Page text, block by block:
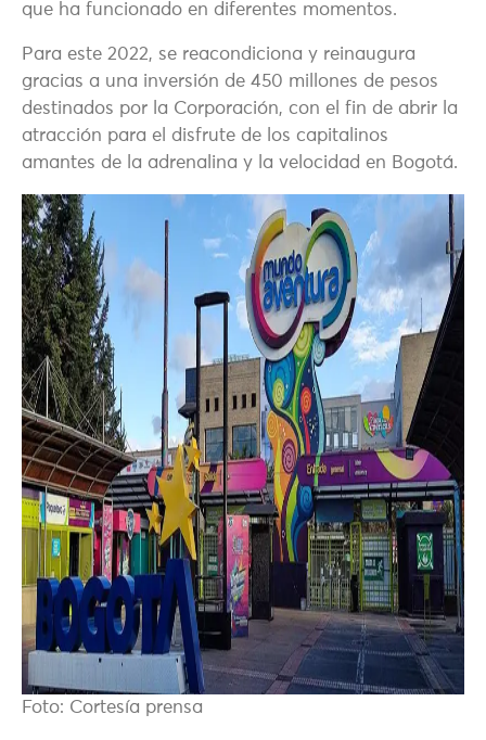
que ha funcionado en diferentes momentos.
Para este 2022, se reacondiciona y reinaugura
gracias a una inversión de 450 millones de pesos
destinados por la Corporación, con el fin de abrir la
atracción para el disfrute de los capitalinos
amantes de la adrenalina y la velocidad en Bogotá.
Foto: Cortesía prensa